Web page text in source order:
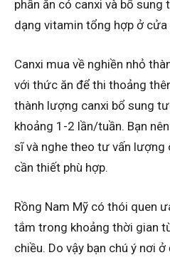
phần ăn có canxi và bổ sung
dạng vitamin tổng hợp ở cửa
Canxi mua về nghiền nhỏ
với thức ăn để thi thoảng
thành lượng canxi bổ sung
khoảng 1-2 lần/tuần. Bạn
sĩ và nghe theo tư vấn lượng
cần thiết phù hợp.
Rồng Nam Mỹ có thói quen
tắm trong khoảng thời gian
chiều. Do vậy bạn chú ý nơi